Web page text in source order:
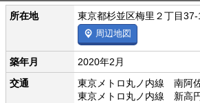
所在地 東京都杉並区梅里２丁目37-
周辺地図
築年月
2020年2月
交通
東京メトロ丸ノ内線 南阿
東京メトロ丸ノ内線 新高